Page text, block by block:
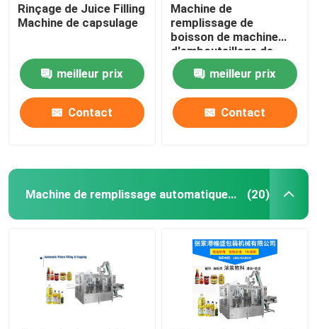
Rinçage de Juice Filling
Machine de capsulage
meilleur prix
Contact
Machine de
remplissage de
boisson de machine
d'embouteillage de
machine de
remplissage de
bouteilles de machine
de remplissage de
boissons de 5000BPH
meilleur prix
Contact
Machine de remplissage automatique d'huile (20)